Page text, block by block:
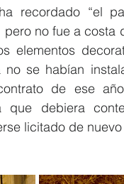
recordado “el
no fue a
elementos
se habían
de ese
que debiera
licitado de